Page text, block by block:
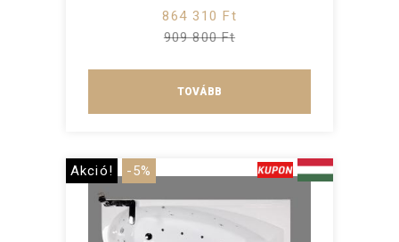
864 310 Ft
909 800 Ft
TOVÁBB
Akció! -5%